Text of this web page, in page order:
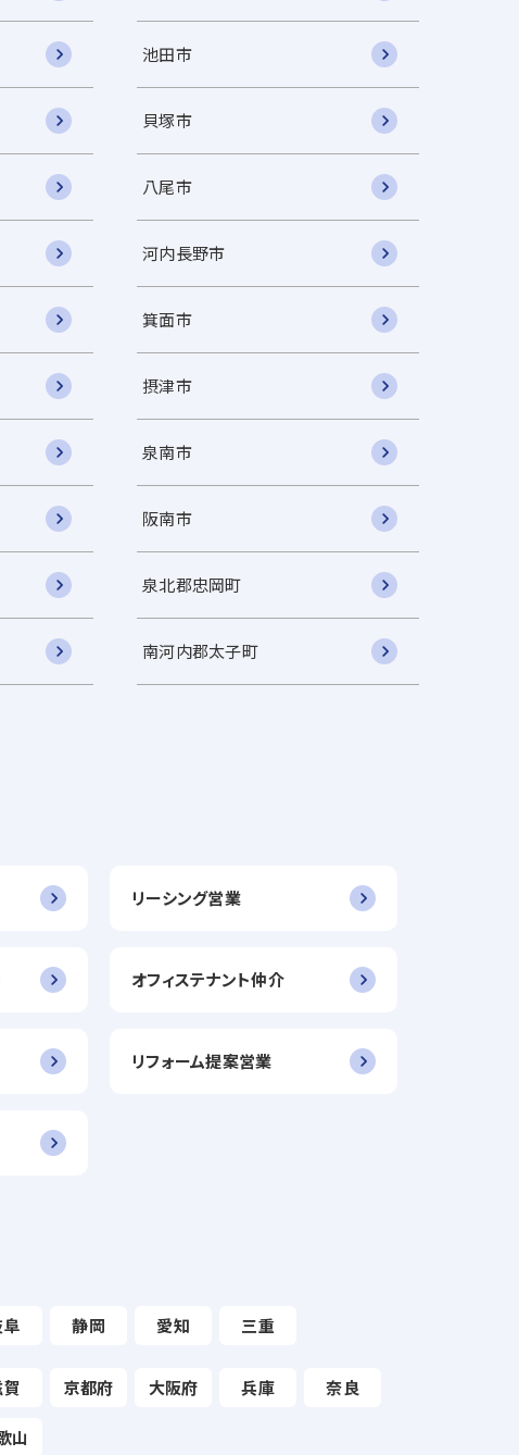
池田市
貝塚市
八尾市
河内長野市
箕面市
摂津市
泉南市
阪南市
泉北郡忠岡町
南河内郡太子町
リーシング営業
オフィステナント仲介
リフォーム提案営業
静岡 愛知 三重
京都府 大阪府 兵庫 奈良
山